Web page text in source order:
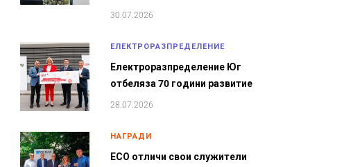
30.07.2026
ЕЛЕКТРОРАЗПРЕДЕЛЕНИЕ
Електроразпределение Юг
отбеляза 70 години развитие
28.07.2026
НАГРАДИ
ЕСО отличи свои служители